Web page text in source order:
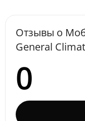
Отзывы о
General
0